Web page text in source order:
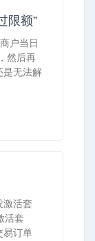
限额”
户当日
然后再
是无法解
激活套
活套
易订单